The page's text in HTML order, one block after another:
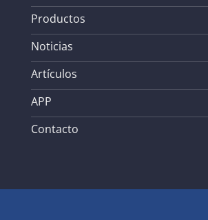
Productos
Noticias
Artículos
APP
Contacto